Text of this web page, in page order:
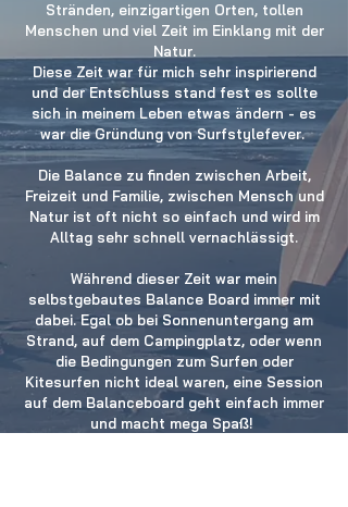
Stränden, einzigartigen Orten, tollen
Menschen und viel Zeit im Einklang mit der
Natur.
Diese Zeit war für mich sehr inspirierend
und der Entschluss stand fest es sollte
sich in meinem Leben etwas ändern - es
war die Gründung von Surfstylefever.
Die Balance zu finden zwischen Arbeit,
Freizeit und Familie, zwischen Mensch und
Natur ist oft nicht so einfach und wird im
Alltag sehr schnell vernachlässigt.
Während dieser Zeit war mein
selbstgebautes Balance Board immer mit
dabei. Egal ob bei Sonnenuntergang am
Strand, auf dem Campingplatz, oder wenn
die Bedingungen zum Surfen oder
Kitesurfen nicht ideal waren, eine Session
auf dem Balanceboard geht einfach immer
und macht mega Spaß!